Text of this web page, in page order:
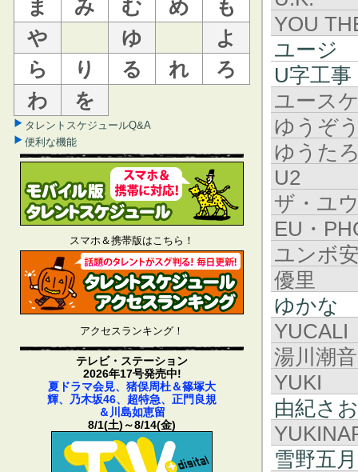
ま
み む め
も
や
ゆ
よ
ら
り る れ
ろ
わ
を
タレントスケジュールQ&A
便利な機能
スマホ＆携帯版はこちら！
アクセスランキング！
テレビ・ステーション
2026年17号発売中!
夏ドラマ会見、猪俣周杜＆篠塚大
輝、乃木坂46、超特急、正門良規
＆川島如恵留
8/1(土)～8/14(金)
YOU
ユージ
U字工事
ユース
ゆうぞ
ゆうた
U2
ザ・ユ
EU・
ユンボ
優里
ゆかな
YUCALI
湯川潮音
YUKI
由紀さ
雪野五月